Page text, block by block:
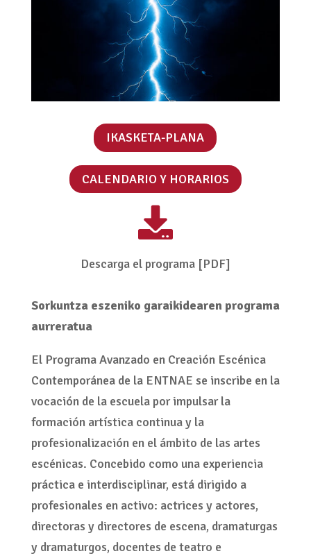
IKASKETA-PLANA
CALENDARIO Y HORARIOS

Descarga el programa [PDF]
Sorkuntza eszeniko garaikidearen programa
aurreratua
El Programa Avanzado en Creación Escénica
Contemporánea de la ENTNAE se inscribe en la
vocación de la escuela por impulsar la
formación artística continua y la
profesionalización en el ámbito de las artes
escénicas. Concebido como una experiencia
práctica e interdisciplinar, está dirigido a
profesionales en activo: actrices y actores,
directoras y directores de escena, dramaturgas
y dramaturgos, docentes de teatro e